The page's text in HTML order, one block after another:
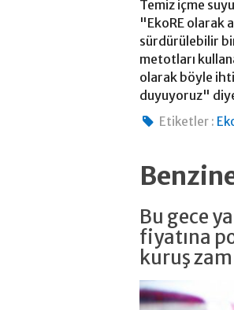
Temiz içme
"EkoRE olarak
sürdürülebilir
metotları
olarak böyle
duyuyoruz"
Etiketler :
Bu gece
fiyatına
kuruş zam